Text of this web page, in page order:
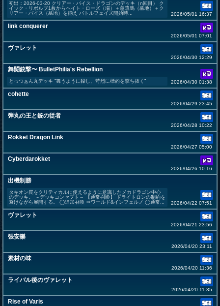
初出：2026-03-20 クリアー・バイス・ドラゴンのデッキ（n回目） ク
イック・リボルブ1枚からヘイト・ローズ（場）＋急還馬（墓地）＋ク
リアー・バイス（墓地）を揃え バトルフェイズ開始時...
2026/05/01 16:37
link conquerer
2026/05/01 07:01
ヴァレット
2026/04/30 12:29
舞闘銃撃〜 BulletPhilia's Rebellion
とっつぁん丸デッキ ”舞うように躱し、苛烈に標的を撃ち抜く” 2026/04/30 01:38
cohette
2026/04/29 23:45
弾丸の王と銃の従者
2026/04/28 10:22
Rokket Dragon Link
2026/04/27 05:00
Cyberdarokket
2026/04/26 10:16
出機制勝
タキオン罠をクリティカルに使えるように意識したメカドラゴン中心
のデッキ。 ～デッキコンセプト～ 【通常召喚】 ドライトロンの制約を
避けながら展開する。 ◯追加召喚 ⇒ワールド&インフェルノ ◯通常...
2026/04/22 07:51
ヴァレット
2026/04/21 23:56
張安樂
2026/04/20 23:11
素材の味
2026/04/20 11:36
ライバル後のヴァレット
2026/04/20 11:35
Rise of Varis